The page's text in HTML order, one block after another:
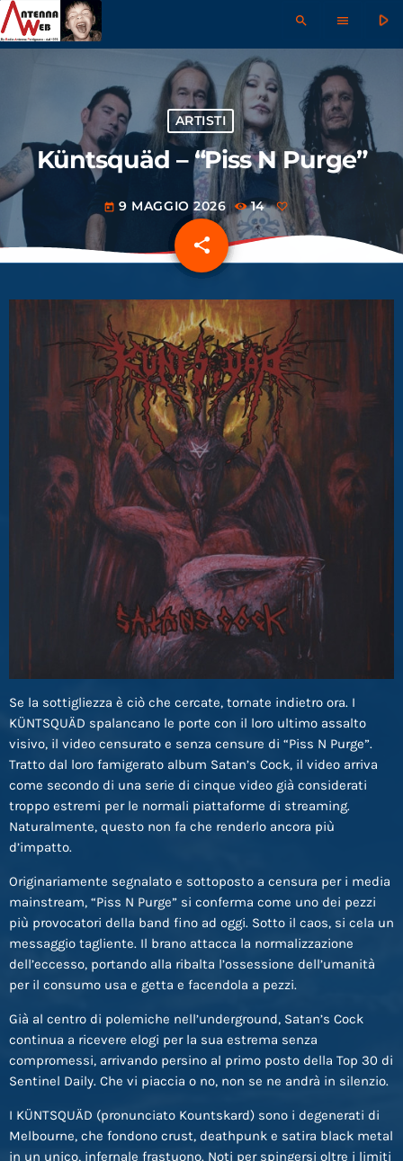
search menu play_arrow
ARTISTI
Küntsquäd – “Piss N Purge”
today 9 MAGGIO 2026 14
share
email
Se la sottigliezza è ciò che cercate, tornate indietro ora. I
KÜNTSQUÄD spalancano le porte con il loro ultimo assalto
visivo, il video censurato e senza censure di “Piss N Purge”.
Tratto dal loro famigerato album Satan’s Cock, il video arriva
come secondo di una serie di cinque video già considerati
troppo estremi per le normali piattaforme di streaming.
Naturalmente, questo non fa che renderlo ancora più
d’impatto.
Originariamente segnalato e sottoposto a censura per i media
mainstream, “Piss N Purge” si conferma come uno dei pezzi
più provocatori della band fino ad oggi. Sotto il caos, si cela un
messaggio tagliente. Il brano attacca la normalizzazione
dell’eccesso, portando alla ribalta l’ossessione dell’umanità
per il consumo usa e getta e facendola a pezzi.
Già al centro di polemiche nell’underground, Satan’s Cock
continua a ricevere elogi per la sua estrema senza
compromessi, arrivando persino al primo posto della Top 30 di
Sentinel Daily. Che vi piaccia o no, non se ne andrà in silenzio.
I KÜNTSQUÄD (pronunciato Kountskard) sono i degenerati di
Melbourne, che fondono crust, deathpunk e satira black metal
in un unico, infernale frastuono. Noti per spingersi oltre i limiti